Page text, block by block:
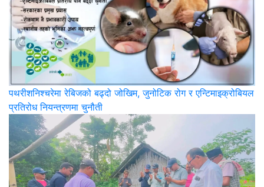
पथरीशनिश्‍चरेमा रेबिजको बढ्दो जोखिम, जुनोटिक रोग र एन्टिमाइक्रोबियल
प्रतिरोध नियन्त्रणमा चुनौती